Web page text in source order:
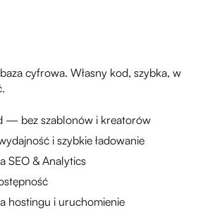
cyfrowa. Własny kod, szybka, w
— bez szablonów i kreatorów
i szybkie ładowanie
SEO & Analytics
hostingu i uruchomienie